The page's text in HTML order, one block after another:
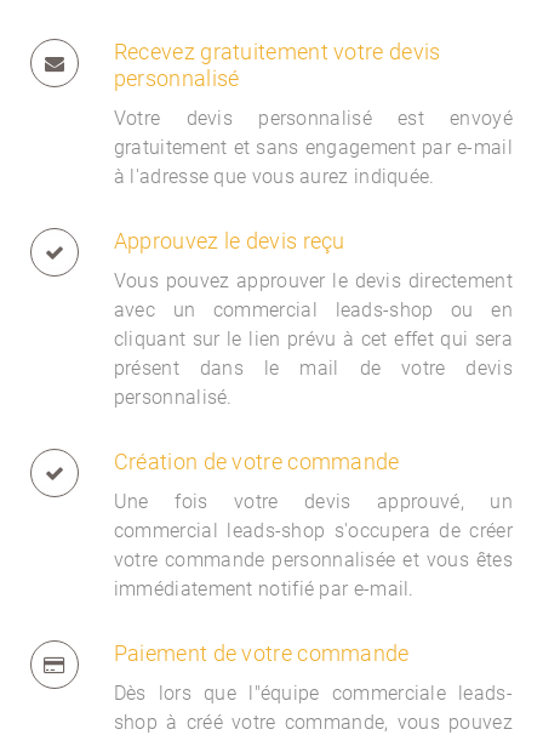
Recevez gratuitement votre devis
personnalisé
Votre devis personnalisé est envoyé
gratuitement et sans engagement par e-mail
à l'adresse que vous aurez indiquée.
Approuvez le devis reçu
Vous pouvez approuver le devis directement
avec un commercial leads-shop ou en
cliquant sur le lien prévu à cet effet qui sera
présent dans le mail de votre devis
personnalisé.
Création de votre commande
Une fois votre devis approuvé, un
commercial leads-shop s'occupera de créer
votre commande personnalisée et vous êtes
immédiatement notifié par e-mail.
Paiement de votre commande
Dès lors que l"équipe commerciale leads-
shop à créé votre commande, vous pouvez